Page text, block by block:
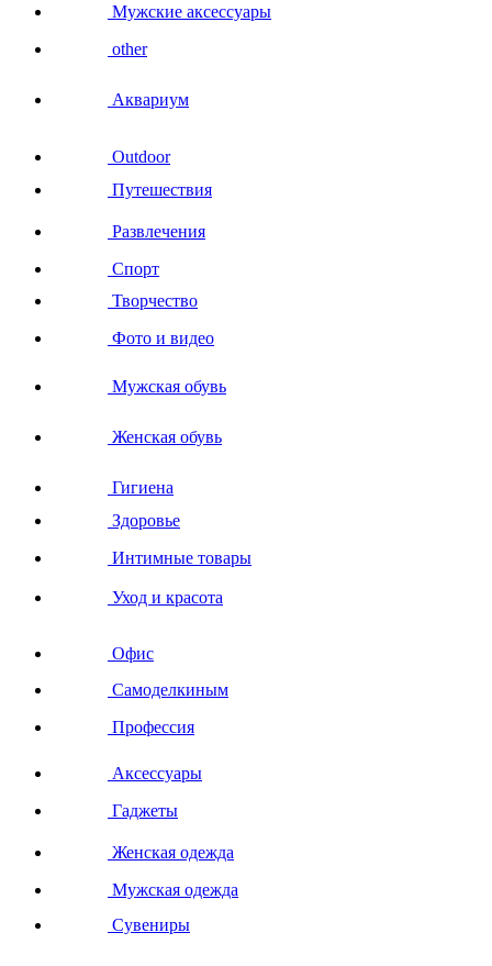
Мужские аксессуары
other
Аквариум
Outdoor
Путешествия
Развлечения
Спорт
Творчество
Фото и видео
Мужская обувь
Женская обувь
Гигиена
Здоровье
Интимные товары
Уход и красота
Офис
Самоделкиным
Профессия
Аксессуары
Гаджеты
Женская одежда
Мужская одежда
Сувениры